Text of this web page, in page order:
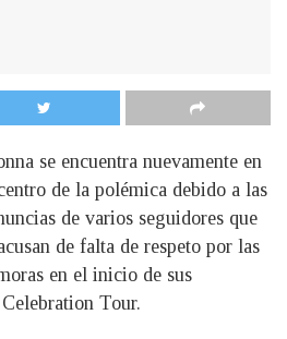
se encuentra nuevamente en
de la polémica debido a las
de varios seguidores que
de falta de respeto por las
en el inicio de sus
Tour.